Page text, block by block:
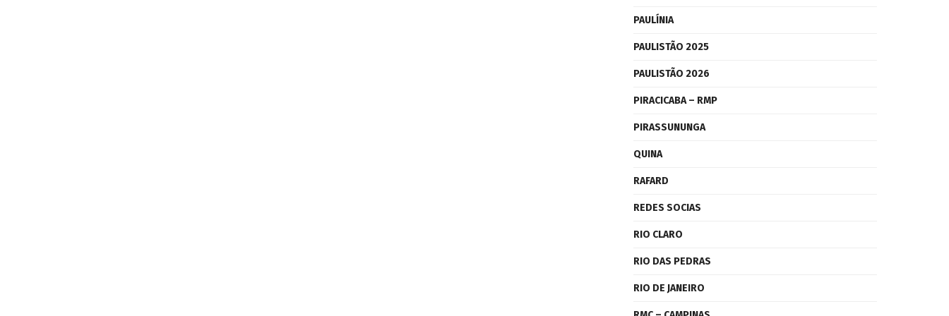
PAULÍNIA
PAULISTÃO 2025
PAULISTÃO 2026
PIRACICABA – RMP
PIRASSUNUNGA
QUINA
RAFARD
REDES SOCIAS
RIO CLARO
RIO DAS PEDRAS
RIO DE JANEIRO